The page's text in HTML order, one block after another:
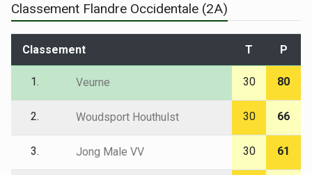
Classement Flandre Occidentale (2A)
Classement T P
1. Veurne 30 80
2. Woudsport Houthulst 30 66
3. Jong Male VV 30 61